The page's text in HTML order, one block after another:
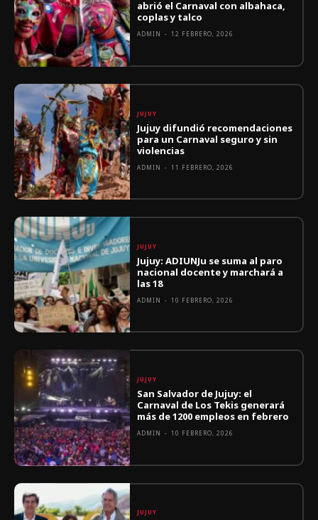
abrió el Carnaval con albahaca,
coplas y talco
ADMIN - 12 FEBRERO, 2026
JUJUY
Jujuy difundió recomendaciones
para un Carnaval seguro y sin
violencias
ADMIN - 11 FEBRERO, 2026
JUJUY
Jujuy: ADIUNJu se suma al paro
nacional docente y marchará a
las 18
ADMIN - 10 FEBRERO, 2026
JUJUY
San Salvador de Jujuy: el
Carnaval de Los Tekis generará
más de 1200 empleos en febrero
ADMIN - 10 FEBRERO, 2026
JUJUY